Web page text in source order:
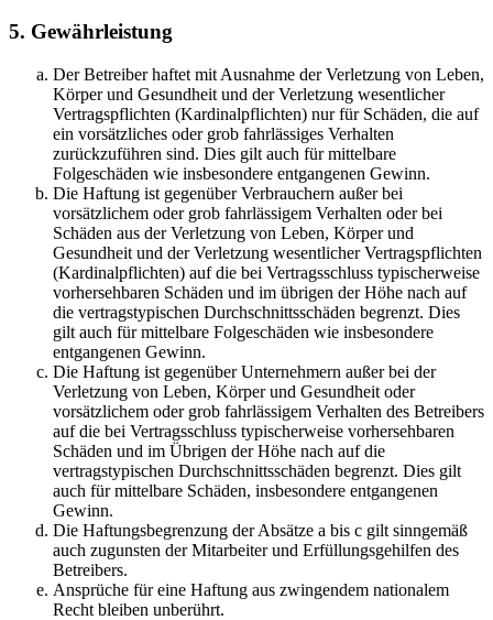
5. Gewährleistung
Der Betreiber haftet mit Ausnahme der Verletzung von Leben,
Körper und Gesundheit und der Verletzung wesentlicher
Vertragspflichten (Kardinalpflichten) nur für Schäden, die auf
ein vorsätzliches oder grob fahrlässiges Verhalten
zurückzuführen sind. Dies gilt auch für mittelbare
Folgeschäden wie insbesondere entgangenen Gewinn.
Die Haftung ist gegenüber Verbrauchern außer bei
vorsätzlichem oder grob fahrlässigem Verhalten oder bei
Schäden aus der Verletzung von Leben, Körper und
Gesundheit und der Verletzung wesentlicher Vertragspflichten
(Kardinalpflichten) auf die bei Vertragsschluss typischerweise
vorhersehbaren Schäden und im übrigen der Höhe nach auf
die vertragstypischen Durchschnittsschäden begrenzt. Dies
gilt auch für mittelbare Folgeschäden wie insbesondere
entgangenen Gewinn.
Die Haftung ist gegenüber Unternehmern außer bei der
Verletzung von Leben, Körper und Gesundheit oder
vorsätzlichem oder grob fahrlässigem Verhalten des Betreibers
auf die bei Vertragsschluss typischerweise vorhersehbaren
Schäden und im Übrigen der Höhe nach auf die
vertragstypischen Durchschnittsschäden begrenzt. Dies gilt
auch für mittelbare Schäden, insbesondere entgangenen
Gewinn.
Die Haftungsbegrenzung der Absätze a bis c gilt sinngemäß
auch zugunsten der Mitarbeiter und Erfüllungsgehilfen des
Betreibers.
Ansprüche für eine Haftung aus zwingendem nationalem
Recht bleiben unberührt.